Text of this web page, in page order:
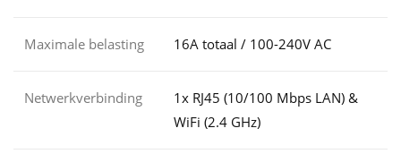
Maximale belasting 16A totaal / 100-240V AC
Netwerkverbinding
1x RJ45 (10/100 Mbps LAN) &
WiFi (2.4 GHz)